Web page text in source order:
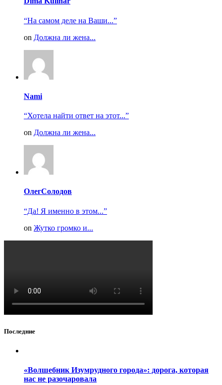
“На самом деле на Ваши...”
on Должна ли жена...
Nami
“Хотела найти ответ на этот...”
on Должна ли жена...
ОлегСолодов
“Да! Я именно в этом...”
on Жутко громко и...
Последние
«Волшебник Изумрудного города»: дорога, которая
нас не разочаровала